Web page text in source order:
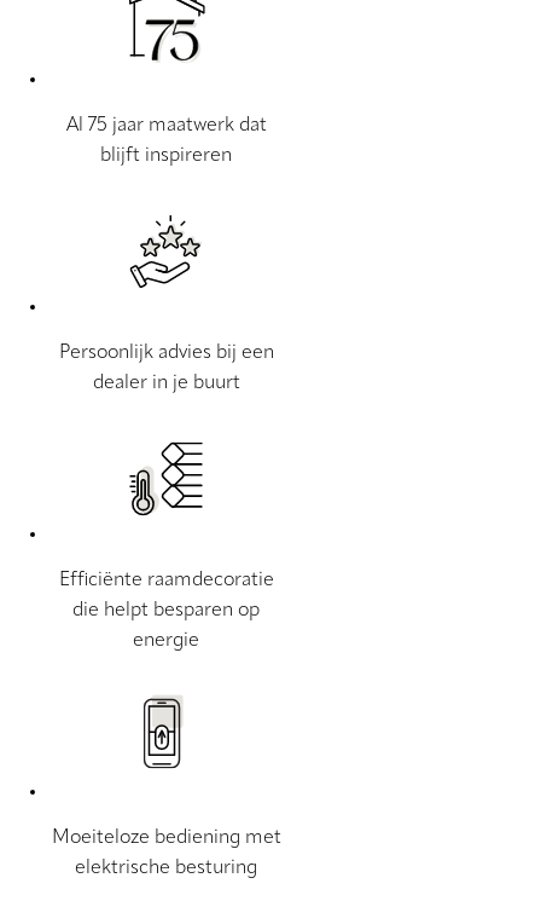
Al 75 jaar maatwerk dat
blijft inspireren
Persoonlijk advies bij een
dealer in je buurt
Efficiënte raamdecoratie
die helpt besparen op
energie
Moeiteloze bediening met
elektrische besturing